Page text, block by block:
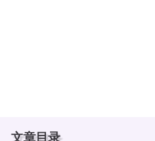
文章目录